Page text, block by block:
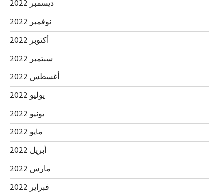
ديسمبر 2022
نوفمبر 2022
أكتوبر 2022
سبتمبر 2022
أغسطس 2022
يوليو 2022
يونيو 2022
مايو 2022
أبريل 2022
مارس 2022
فبراير 2022